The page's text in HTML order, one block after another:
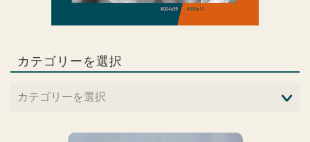
カテゴリーを選択